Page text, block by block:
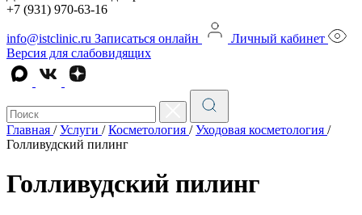
+7 (931) 970-63-16
info@istclinic.ru Записаться онлайн
Личный кабинет
Версия для слабовидящих
Главная / Услуги / Косметология / Уходовая косметология /
Голливудский пилинг
Голливудский пилинг